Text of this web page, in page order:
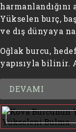
harmanlandığını
Yükselen burç,
ve dış dünyaya
Oğlak burcu,
yapısıyla bilinir.
DEVAMI